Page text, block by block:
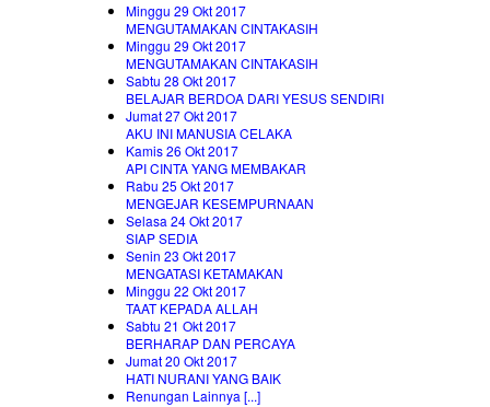
Minggu 29 Okt 2017
MENGUTAMAKAN CINTAKASIH
Minggu 29 Okt 2017
MENGUTAMAKAN CINTAKASIH
Sabtu 28 Okt 2017
BELAJAR BERDOA DARI YESUS SENDIRI
Jumat 27 Okt 2017
AKU INI MANUSIA CELAKA
Kamis 26 Okt 2017
API CINTA YANG MEMBAKAR
Rabu 25 Okt 2017
MENGEJAR KESEMPURNAAN
Selasa 24 Okt 2017
SIAP SEDIA
Senin 23 Okt 2017
MENGATASI KETAMAKAN
Minggu 22 Okt 2017
TAAT KEPADA ALLAH
Sabtu 21 Okt 2017
BERHARAP DAN PERCAYA
Jumat 20 Okt 2017
HATI NURANI YANG BAIK
Renungan Lainnya [...]